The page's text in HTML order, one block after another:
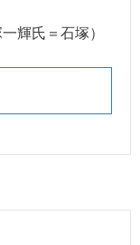
氏＝石塚）